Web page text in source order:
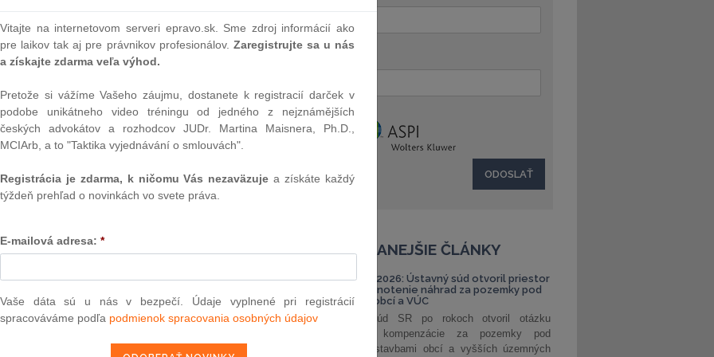
Personalmanagement GmbH, agentúra
CM ako dočasnú agentúrnu pracovníčku na
trvania svojho pridelenia bola CM pridelená ako
podniku v odvetví maloobchodnej
výške 9,23 eura brutto v súlade s kolektívnou zmluvou
medzi dvoma odborovými organizáciami,
GmbH a CM.
zásady rovnosti zaobchádzania uznanej v nemeckom
pracovníkov stanovuje nižšiu mzdu, než je mzda
podniku na základe podmienok kolektívnej zmluvy
krajine Bavorsko (Nemecko), a to hodinovú mzdu vo
(Pracovný súd Würzburg, Nemecko) žalobu, ktorou sa
výške 1 296,72 eura, ktorá zodpovedá rozdielu v plate
a porovnateľnými pracovníkmi prijatými priamo
sa dovoláva porušenia zásady rovnosti zaobchádzania
ktorá je zakotvená v článku 5 smernice 2008/1042. Po
a v odvolacom konaní podala CM opravný prostriedok
NAJČÍTANEJŠIE ČLÁNKY
PLz. ÚS 1/2026: Ústavný súd otvoril priestor
na prehodnotenie náhrad za pozemky pod
stavbami obcí a VÚC
Ústavný súd SR po rokoch otvoril otázku
primeranej kompenzácie za pozemky pod
verejnými stavbami obcí a vyšších územných
Vitajte na internetovom serveri epravo.sk. Sme zdroj informácií ako
pre laikov tak aj pre právnikov profesionálov. Zaregistrujte sa u nás
a získajte zdarma veľa výhod.
Pretože si vážíme Vašeho záujmu, dostanete k registracií darček v
podobe unikátneho video tréningu od jedného z nejznámějších
českých advokátov a rozhodcov JUDr. Martina Maisnera, Ph.D.,
MCIArb, a to "Taktika vyjednávání o smlouvách".
Registrácia je zdarma, k ničomu Vás nezaväzuje a získáte každý
týždeň prehľad o novinkách vo svete práva.
E-mailová adresa: *
Vaše dáta sú u nás v bezpečí. Údaje vyplnené pri registrácií
spracováváme podľa podmienok spracovania osobných údajov